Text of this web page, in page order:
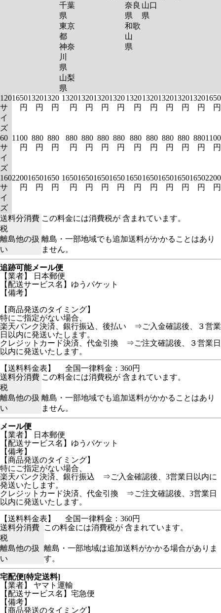
千葉
県
東京
都
神奈
川
県
山梨
県
奈良
県
和歌
山
県
山口
県
120
サ
イ
ズ
1650
円
1320
円
1320
円
1320
円
1320
円
1320
円
1320
円
1320
円
1320
円
1320
円
1320
円
1320
円
1650
円
60
サ
イ
ズ
1100
円
880
円
880
円
880
円
880
円
880
円
880
円
880
円
880
円
880
円
880
円
880
円
1100
円
160
サ
イ
ズ
2200
円
1650
円
1650
円
1650
円
1650
円
1650
円
1650
円
1650
円
1650
円
1650
円
1650
円
1650
円
2200
円
送料分消費
税
この料金には消費税が 含まれています。
離島他の扱
い
離島・一部地域でも追加送料がかかることはあり
ません。
追跡可能メール便
【業者】 日本郵便
【配送サービス名】ゆうパケット
【備考】
【商品発送のタイミング】
特にご指定がない場合、
楽天バンク決済、銀行振込、後払い ⇒ご入金確認後、３営業
日以内に発送いたします。
クレジットカード決済、代金引換 ⇒ご注文確認後、３営業日
以内に発送いたします。
【送料料金表】
全国一律料金：360円
送料分消費
税
この料金には消費税が 含まれています。
離島他の扱
い
離島・一部地域でも追加送料がかかることはあり
ません。
メール便
【業者】 日本郵便
【配送サービス名】ゆうパケット
【備考】
【商品発送のタイミング】
特にご指定がない場合、
楽天バンク決済、銀行振込 ⇒ご入金確認後、3営業日以内に
発送いたします。
クレジットカード決済、代金引換 ⇒ご注文確認後、3営業日
以内に発送いたします。
【送料料金表】
全国一律料金：360円
送料分消費
税
この料金には消費税が 含まれています。
離島他の扱
い
離島・一部地域は追加送料がかかる場合がありま
す。
宅配便[特定送料]
【業者】 ヤマト運輸
【配送サービス名】宅急便
【備考】
【商品発送のタイミング】